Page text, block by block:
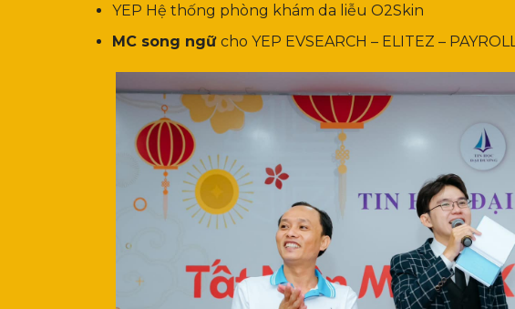
YEP Hệ thống phòng khám da liễu O2Skin
MC song ngữ cho YEP EVSEARCH – ELITEZ –